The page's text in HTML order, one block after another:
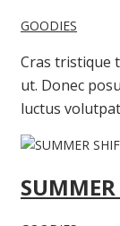
GOODIES
Cras tristique
ut. Donec
luctus